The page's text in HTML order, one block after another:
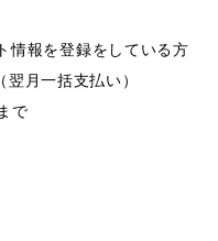
情報を登録をしている方
月一括支払い）
で